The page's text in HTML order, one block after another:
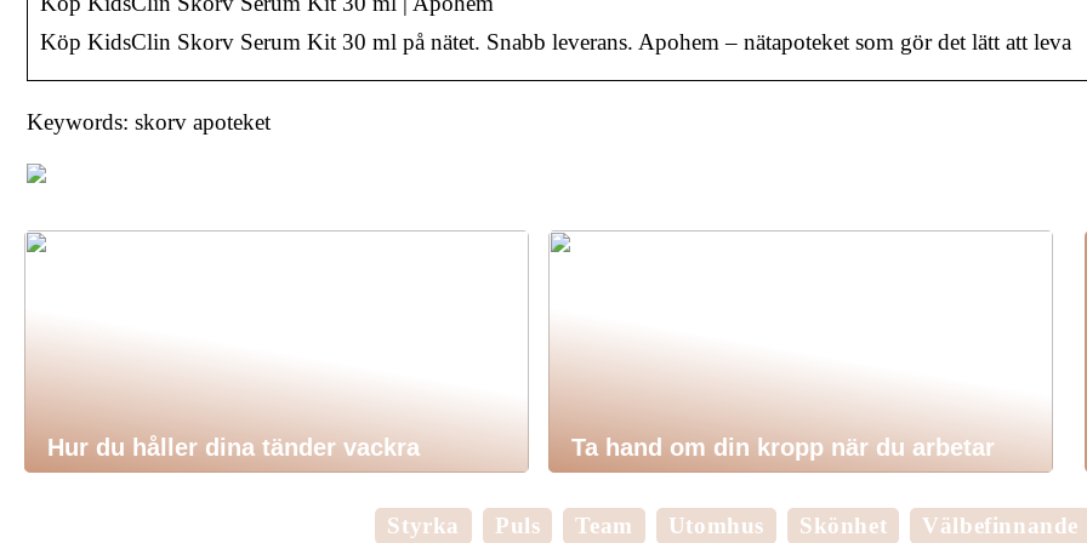
Köp KidsClin Skorv Serum Kit 30 ml på nätet. Snabb leverans. Apohem – nätapoteket som gör det lätt att leva
Keywords: skorv apoteket
Hur du håller dina tänder vackra Ta hand om din kropp när du arbetar
Styrka Puls Team Utomhus Skönhet Välbefinnande